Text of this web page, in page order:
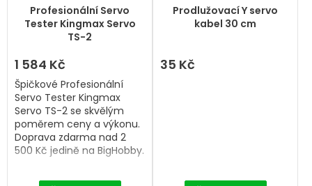
Profesionální Servo
Tester Kingmax Servo
TS-2
hodnocení
produktu
z
hvězdiček.
1 584 Kč
Špičkové Profesionální
Servo Tester Kingmax
Servo TS-2 se skvělým
poměrem ceny a výkonu.
Doprava zdarma nad 2
500 Kč jedině na BigHobby.
Prodlužovací Y servo
kabel 30 cm
35 Kč